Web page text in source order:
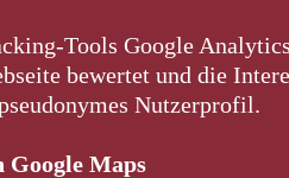
Tools Google
bewertet und die
Nutzerprofil.
Google Maps